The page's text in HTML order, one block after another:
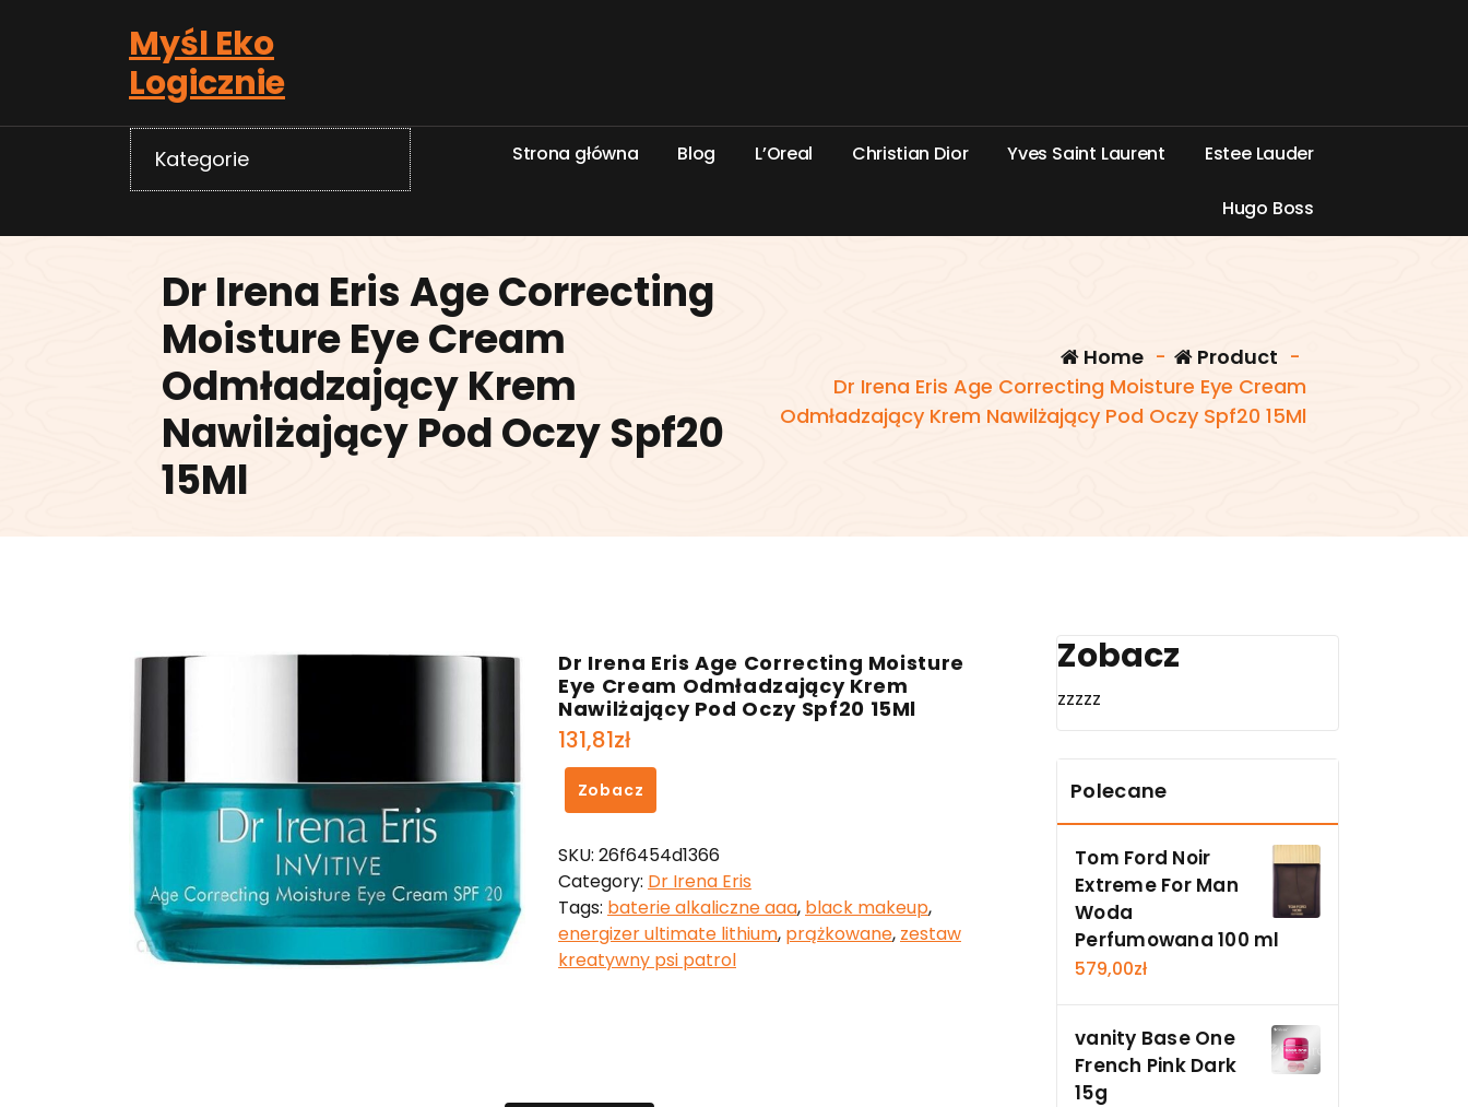
Myśl Eko
Logicznie
Kategorie Strona główna Blog L’Oreal Christian Dior Yves Saint Laurent Estee Lauder
Hugo Boss
Dr Irena Eris Age Correcting
Moisture Eye Cream
Odmładzający Krem
Nawilżający Pod Oczy Spf20
15Ml
Home - Product -
Dr Irena Eris Age Correcting Moisture Eye Cream
Odmładzający Krem Nawilżający Pod Oczy Spf20 15Ml
Dr Irena Eris Age Correcting Moisture
Eye Cream Odmładzający Krem
Nawilżający Pod Oczy Spf20 15Ml
131,81zł
Zobacz
SKU: 26f6454d1366
Category: Dr Irena Eris
Tags: baterie alkaliczne aaa, black makeup,
energizer ultimate lithium, prążkowane, zestaw
kreatywny psi patrol
Zobacz
zzzzz
Polecane
Tom Ford Noir
Extreme For Man
Woda
Perfumowana 100 ml
579,00zł
vanity Base One
French Pink Dark
15g